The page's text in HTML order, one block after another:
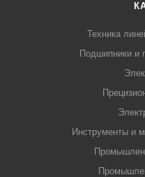
Техника
Подшипники и
Инструменты и